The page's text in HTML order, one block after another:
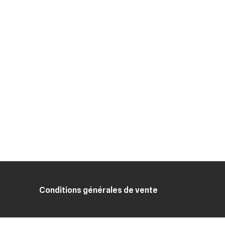
Conditions générales de vente